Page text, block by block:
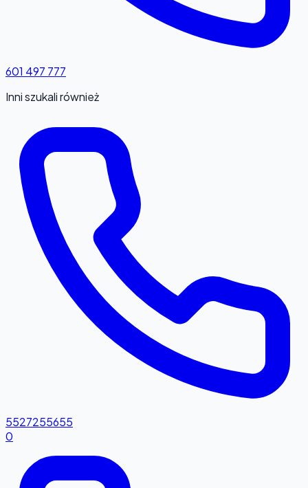
601 497 777
Inni szukali również
5527255655
0